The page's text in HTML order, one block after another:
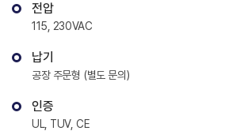
전압
115, 230VAC
납기
공장 주문형 (별도 문의)
인증
UL, TUV, CE